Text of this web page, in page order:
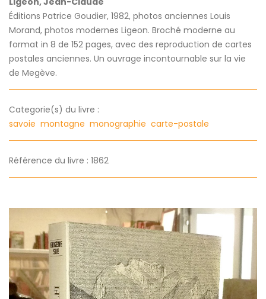
Éditions Patrice Goudier, 1982, photos anciennes Louis
Morand, photos modernes Ligeon. Broché moderne au
format in 8 de 152 pages, avec des reproduction de cartes
postales anciennes. Un ouvrage incontournable sur la vie
de Megève.
Categorie(s) du livre :
savoie montagne monographie carte-postale
Référence du livre : 1862